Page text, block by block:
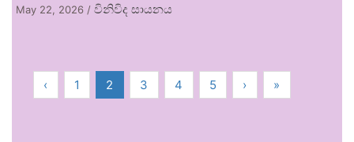
May 22, 2026 / විනිවිද සායනය
‹ 1 2 3 4 5 › »